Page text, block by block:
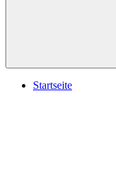
Startseite